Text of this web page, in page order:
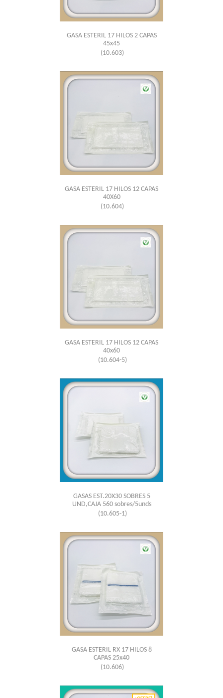
GASA ESTERIL 17 HILOS 2 CAPAS
45x45
(10.603)
GASA ESTERIL 17 HILOS 12 CAPAS
40X60
(10.604)
GASA ESTERIL 17 HILOS 12 CAPAS
40x60
(10.604-5)
GASAS EST.20X30 SOBRES 5
UND,CAJA 560 sobres/5unds
(10.605-1)
GASA ESTERIL RX 17 HILOS 8
CAPAS 25x40
(10.606)